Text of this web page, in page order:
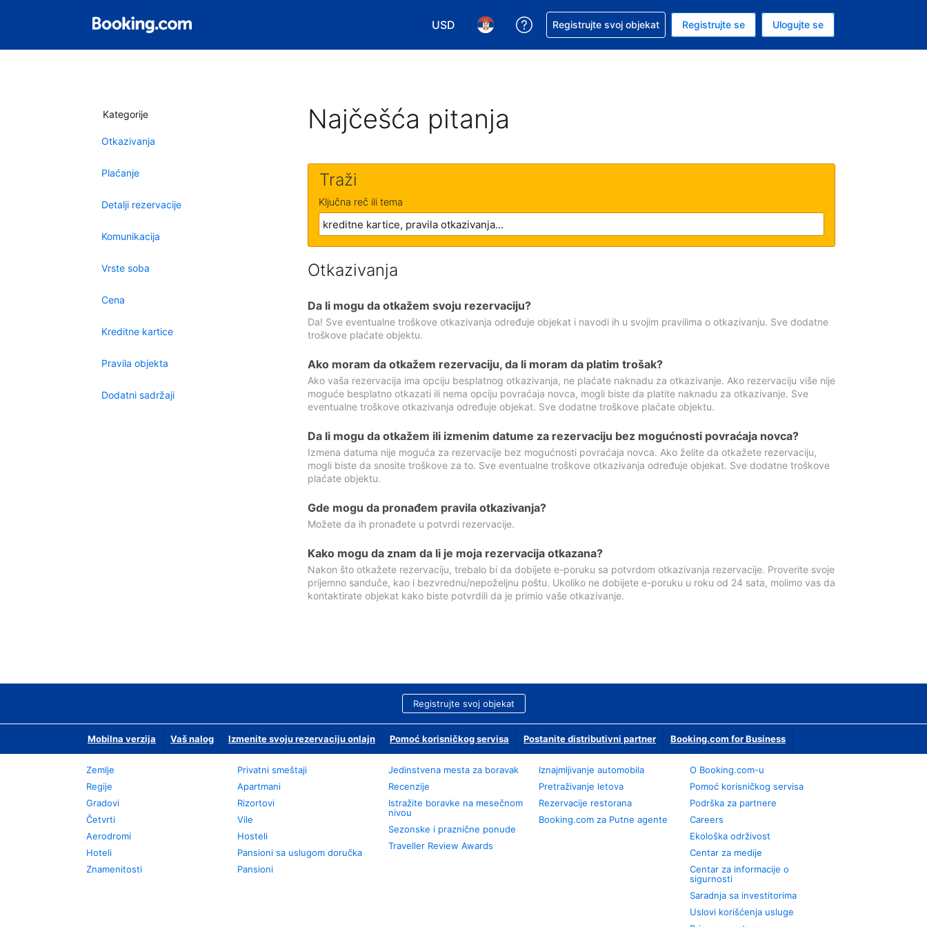
USD
Izaberite valutu. Vaša trenutna valuta je američki dolar
Izaberite jezik. Vaš trenutni jezik je Srpskom
Zatražite pomoć u vezi sa rezervacijom
Registrujte svoj objekat Registrujte se Ulogujte se
Kategorije
Otkazivanja
Plaćanje
Detalji rezervacije
Komunikacija
Vrste soba
Cena
Kreditne kartice
Pravila objekta
Dodatni sadržaji
Najčešća pitanja
Traži
Ključna reč ili tema
Otkazivanja
Da li mogu da otkažem svoju rezervaciju?
Da! Sve eventualne troškove otkazivanja određuje objekat i navodi ih u svojim pravilima o otkazivanju. Sve dodatne
troškove plaćate objektu.
Ako moram da otkažem rezervaciju, da li moram da platim trošak?
Ako vaša rezervacija ima opciju besplatnog otkazivanja, ne plaćate naknadu za otkazivanje. Ako rezervaciju više nije
moguće besplatno otkazati ili nema opciju povraćaja novca, mogli biste da platite naknadu za otkazivanje. Sve
eventualne troškove otkazivanja određuje objekat. Sve dodatne troškove plaćate objektu.
Da li mogu da otkažem ili izmenim datume za rezervaciju bez mogućnosti povraćaja novca?
Izmena datuma nije moguća za rezervacije bez mogućnosti povraćaja novca. Ako želite da otkažete rezervaciju,
mogli biste da snosite troškove za to. Sve eventualne troškove otkazivanja određuje objekat. Sve dodatne troškove
plaćate objektu.
Gde mogu da pronađem pravila otkazivanja?
Možete da ih pronađete u potvrdi rezervacije.
Kako mogu da znam da li je moja rezervacija otkazana?
Nakon što otkažete rezervaciju, trebalo bi da dobijete e-poruku sa potvrdom otkazivanja rezervacije. Proverite svoje
prijemno sanduče, kao i bezvrednu/nepoželjnu poštu. Ukoliko ne dobijete e-poruku u roku od 24 sata, molimo vas da
kontaktirate objekat kako biste potvrdili da je primio vaše otkazivanje.
Registrujte svoj objekat
Mobilna verzija Vaš nalog Izmenite svoju rezervaciju onlajn Pomoć korisničkog servisa Postanite distributivni partner Booking.com for Business
Zemlje
Regije
Gradovi
Četvrti
Aerodromi
Hoteli
Znamenitosti
Privatni smeštaji
Apartmani
Rizortovi
Vile
Hosteli
Pansioni sa uslugom doručka
Pansioni
Jedinstvena mesta za boravak
Recenzije
Istražite boravke na mesečnom
nivou
Sezonske i praznične ponude
Traveller Review Awards
Iznajmljivanje automobila
Pretraživanje letova
Rezervacije restorana
Booking.com za Putne agente
О Booking.com-u
Pomoć korisničkog servisa
Podrška za partnere
Careers
Ekološka održivost
Centar za medije
Centar za informacije o
sigurnosti
Saradnja sa investitorima
Uslovi korišćenja usluge